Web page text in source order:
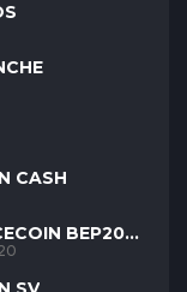
CASH
BEP20